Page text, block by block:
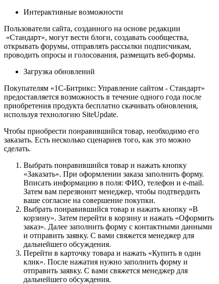
Интерактивные возможности
Пользователи сайта, созданного на основе редакции
«Стандарт», могут вести блоги, создавать сообщества,
открывать форумы, отправлять рассылки подписчикам,
проводить опросы и голосования, размещать веб-формы.
Загрузка обновлений
Покупателям «1С-Битрикс: Управление сайтом - Стандарт»
предоставляется возможность в течение одного года после
приобретения продукта бесплатно скачивать обновления,
используя технологию SiteUpdate.
Чтобы приобрести понравившийся товар, необходимо его
заказать. Есть несколько сценариев того, как это можно
сделать.
Выбрать понравившийся товар и нажать кнопку
«Заказать». При оформлении заказа заполнить форму.
Вписать информацию в поля: ФИО, телефон и e-mail.
Затем вам перезвонит менеджер, чтобы подтвердить
ваше согласие на совершение покупки.
Выбрать понравившийся товар и нажать кнопку «В
корзину». Затем перейти в корзину и нажать «Оформить
заказ». Далее заполнить форму с контактными данными
и отправить заявку. С вами свяжется менеджер для
дальнейшего обсуждения.
Перейти в карточку товара и нажать «Купить в один
клик». После нажатия нужно заполнить форму и
отправить заявку. С вами свяжется менеджер для
дальнейшего обсуждения.